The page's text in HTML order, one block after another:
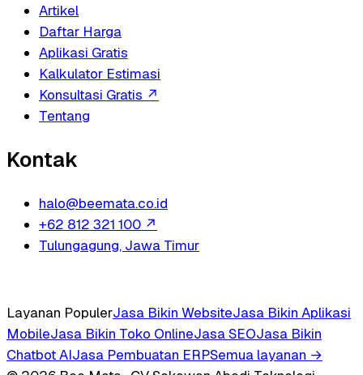
Artikel
Daftar Harga
Aplikasi Gratis
Kalkulator Estimasi
Konsultasi Gratis ↗
Tentang
Kontak
halo@beemata.co.id
+62 812 321 100 ↗
Tulungagung, Jawa Timur
Layanan PopulerJasa Bikin WebsiteJasa Bikin Aplikasi
MobileJasa Bikin Toko OnlineJasa SEOJasa Bikin
Chatbot AIJasa Pembuatan ERPSemua layanan →